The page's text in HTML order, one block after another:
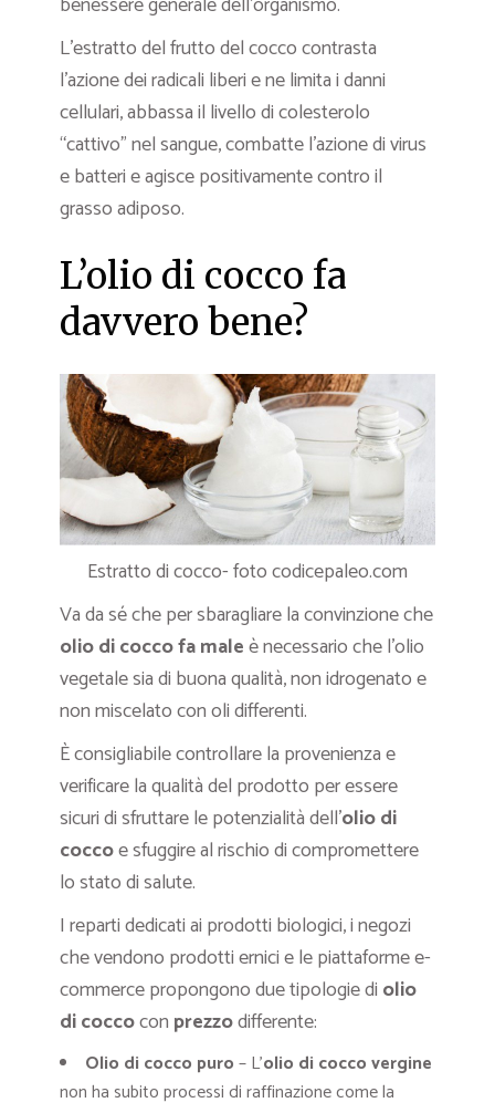
L’estratto del frutto del cocco contrasta
l’azione dei radicali liberi e ne limita i danni
cellulari, abbassa il livello di colesterolo
“cattivo” nel sangue, combatte l’azione di virus
e batteri e agisce positivamente contro il
grasso adiposo.
L’olio di cocco fa
davvero bene?
Estratto di cocco- foto codicepaleo.com
Va da sé che per sbaragliare la convinzione che
oliodi cocco fa maleè necessario che l’olio
vegetale sia di buona qualità, non idrogenato e
non miscelato con oli differenti.
È consigliabile controllare la provenienza e
verificare la qualità del prodotto per essere
sicuri di sfruttare le potenzialità dell’olio di
coccoe sfuggire al rischio di compromettere
lo stato di salute.
I reparti dedicati ai prodotti biologici, i negozi
che vendono prodotti ernici e le piattaforme e-
commerce propongono due tipologie di olio
di coccocon prezzodifferente:
Olio di cocco puro– L’olio di cocco vergine
non ha subito processi di raffinazione come la